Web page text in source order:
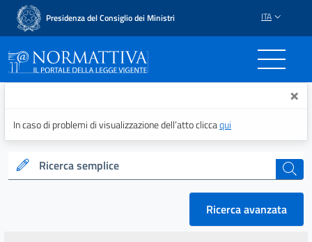
Presidenza del Consiglio dei Ministri ITA
Normattiva - Il portale ×
In caso di problemi di visualizzazione dell’atto cliccaqui
Ricerca semplice cerca
Ricerca avanzata